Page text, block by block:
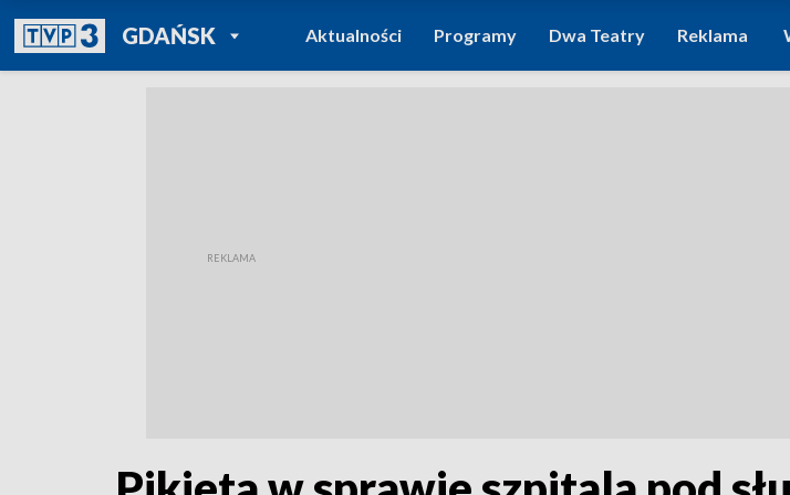
GDAŃSKPOWRÓT DO
TVP REGIONY
Aktualności Programy Dwa Teatry Reklama